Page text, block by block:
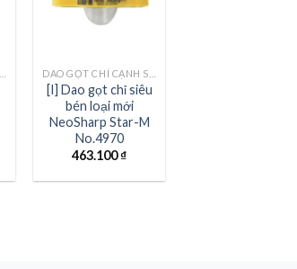
[I] Dao gọt chỉ siêu
bén loại mới
NeoSharp Star-M
No.4970
463.100₫